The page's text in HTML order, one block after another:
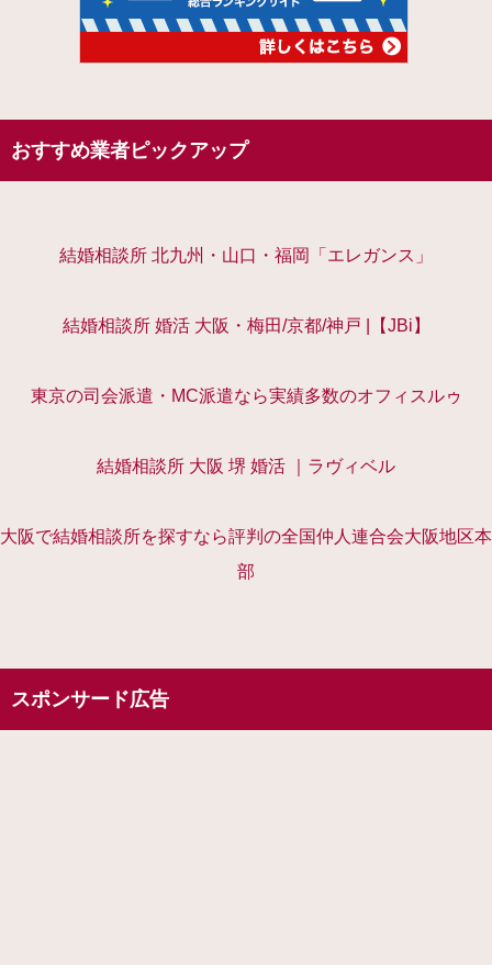
おすすめ業者ピックアップ
結婚相談所 北九州・山口・福岡「エレガンス」
結婚相談所 婚活 大阪・梅田/京都/神戸 |【JBi】
東京の司会派遣・MC派遣なら実績多数のオフィスルゥ
結婚相談所 大阪 堺 婚活 ｜ラヴィベル
大阪で結婚相談所を探すなら評判の全国仲人連合会大阪地区本
部
スポンサード広告